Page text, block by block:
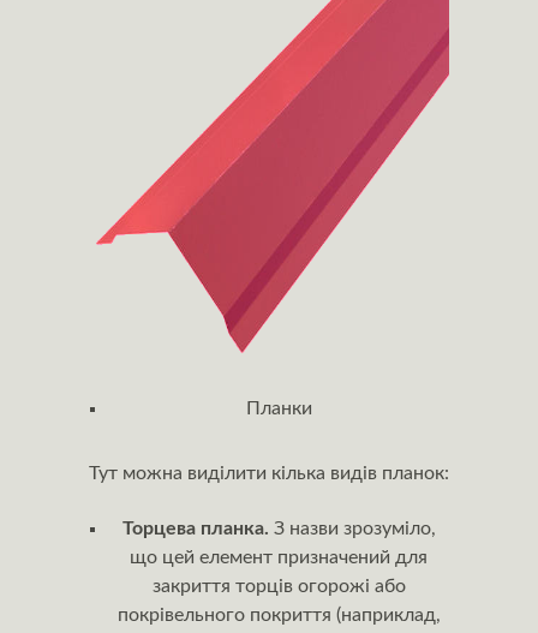
Планки
Тут можна виділити кілька видів планок:
Торцева планка. З назви зрозуміло,
що цей елемент призначений для
закриття торців огорожі або
покрівельного покриття (наприклад,